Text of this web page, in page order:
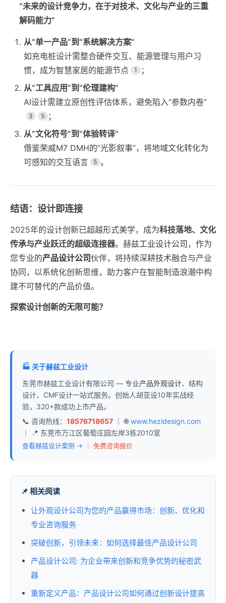
“未来的设计竞争力，在于对技术、文化与产业的三重
解码能力”
从“单一产品”到“系统解决方案”
如充电桩设计需整合硬件交互、能源管理与用户习
惯，成为智慧家居的能源节点
1
；
从“工具应用”到“伦理建构”
AI设计需建立原创性评估体系，避免陷入“参数内卷”
3 5
；
从“文化符号”到“体验转译”
借鉴荣威M7 DMH的“光影叙事”，将地域文化转化为
可感知的交互语言
5 。
结语：设计即连接
2025年的设计创新已超越形式美学，成为科技落地、文化
传承与产业跃迁的超级连接器。赫兹工业设计公司，作为
您专业的产品设计公司伙伴，将持续深耕技术融合与产业
协同，以系统化创新思维，助力客户在智能制造浪潮中构
建不可替代的产品价值。
探索设计创新的无限可能？
🏭 关于赫兹工业设计
东莞市赫兹工业设计有限公司 — 专业产品外观设计、结构
设计、CMF设计一站式服务。创始人胡亚设10年实战经
验，320+款成功上市产品。
📞 咨询热线： 18576718657 ｜ 🌐www.hezidesign.com
｜ 📍 东莞市万江区葡萄庄园左岸3栋2010室
查看赫兹设计案例 → 免费咨询报价
📌 相关阅读
让外观设计公司为您的产品赢得市场：创新、优化和
专业咨询服务
突破创新，引领未来：如何选择最佳产品设计公司
产品设计公司: 为企业带来创新和竞争优势的秘密武
器
重新定义产品：产品设计公司如何通过创新设计提高